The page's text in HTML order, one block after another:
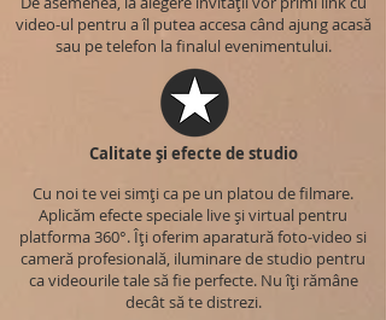
video-ul pentru a îl putea accesa când ajung acasă
sau pe telefon la finalul evenimentului.
Calitate și efecte de studio
Cu noi te vei simți ca pe un platou de filmare.
Aplicăm efecte speciale live și virtual pentru
platforma 360°. Îți oferim aparatură foto-video si
cameră profesională, iluminare de studio pentru
ca videourile tale să fie perfecte. Nu îți rămâne
decât să te distrezi.